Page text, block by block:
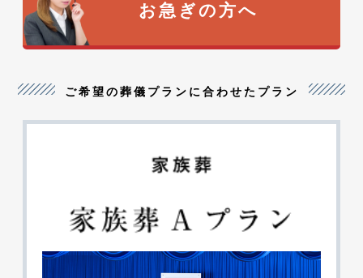
お急ぎの方へ
ご希望の葬儀プランに合わせたプラン